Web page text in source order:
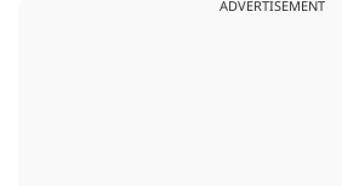
ADVERTISEMENT